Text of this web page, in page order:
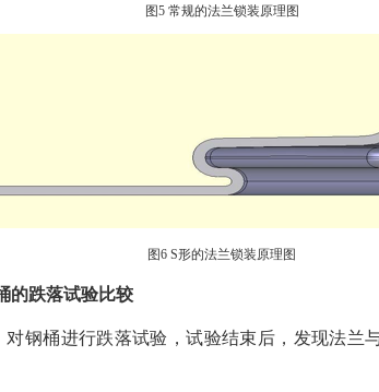
图5 常规的法兰锁装原理图
图6 S形的法兰锁装原理图
的跌落试验比较
钢桶进行跌落试验，试验结束后，发现法兰